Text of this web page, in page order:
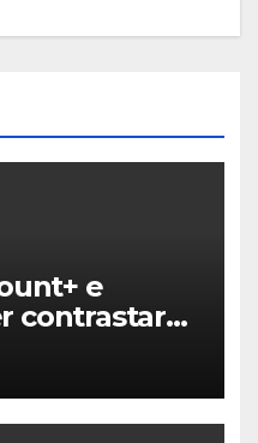
e
contrastare